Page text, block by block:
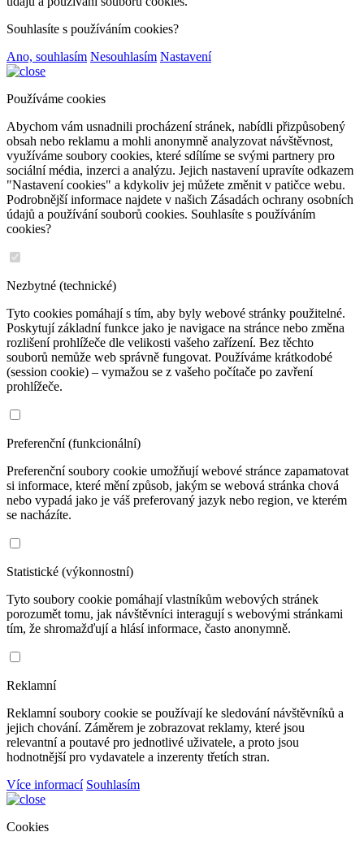
Souhlasíte s používáním cookies?
Ano, souhlasím Nesouhlasím Nastavení
Používáme cookies
Abychom vám usnadnili procházení stránek, nabídli přizpůsobený
obsah nebo reklamu a mohli anonymně analyzovat návštěvnost,
využíváme soubory cookies, které sdílíme se svými partnery pro
sociální média, inzerci a analýzu. Jejich nastavení upravíte odkazem
"Nastavení cookies" a kdykoliv jej můžete změnit v patičce webu.
Podrobnější informace najdete v našich Zásadách ochrany osobních
údajů a používání souborů cookies. Souhlasíte s používáním
cookies?
Nezbytné (technické)
Tyto cookies pomáhají s tím, aby byly webové stránky použitelné.
Poskytují základní funkce jako je navigace na stránce nebo změna
rozlišení prohlížeče dle velikosti vašeho zařízení. Bez těchto
souborů nemůže web správně fungovat. Používáme krátkodobé
(session cookie) – vymažou se z vašeho počítače po zavření
prohlížeče.
Preferenční (funkcionální)
Preferenční soubory cookie umožňují webové stránce zapamatovat
si informace, které mění způsob, jakým se webová stránka chová
nebo vypadá jako je váš preferovaný jazyk nebo region, ve kterém
se nacházíte.
Statistické (výkonnostní)
Tyto soubory cookie pomáhají vlastníkům webových stránek
porozumět tomu, jak návštěvníci interagují s webovými stránkami
tím, že shromažďují a hlásí informace, často anonymně.
Reklamní
Reklamní soubory cookie se používají ke sledování návštěvníků a
jejich chování. Záměrem je zobrazovat reklamy, které jsou
relevantní a poutavé pro jednotlivé uživatele, a proto jsou
hodnotnější pro vydavatele a inzerenty třetích stran.
Více informací Souhlasím
Cookies